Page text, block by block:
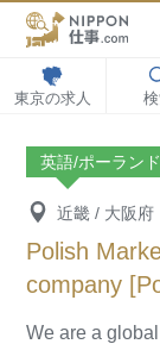
東京の求人
英語/ポーラン
近畿 / 大阪府
Polish
company
We are a